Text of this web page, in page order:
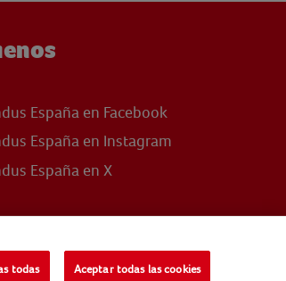
España en Facebook
España en Instagram
España en X
todas Aceptar todas las cookies